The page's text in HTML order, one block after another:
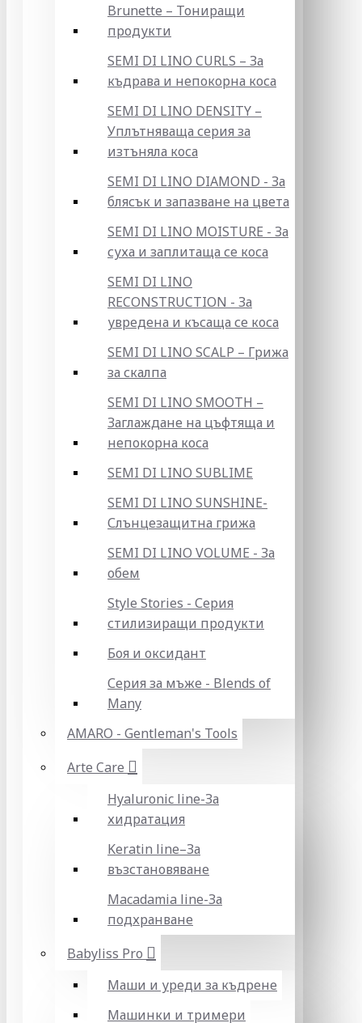
Brunette – Тониращи
продукти
SEMI DI LINO CURLS – За
къдрава и непокорна коса
SEMI DI LINO DENSITY –
Уплътняваща серия за
изтъняла коса
SEMI DI LINO DIAMOND - За
блясък и запазване на цвета
SEMI DI LINO MOISTURE - За
суха и заплитаща се коса
SEMI DI LINO
RECONSTRUCTION - За
увредена и късаща се коса
SEMI DI LINO SCALP – Грижа
за скалпа
SEMI DI LINO SMOOTH –
Заглаждане на цъфтяща и
непокорна коса
SEMI DI LINO SUBLIME
SEMI DI LINO SUNSHINE-
Слънцезащитна грижа
SEMI DI LINO VOLUME - За
обем
Style Stories - Серия
стилизиращи продукти
Боя и оксидант
Серия за мъже - Blends of
Many
AMARO - Gentleman's Tools
Arte Care
Hyaluronic line-За
хидратация
Keratin line–За
възстановяване
Macadamia line-За
подхранване
Babyliss Pro
Маши и уреди за къдрене
Машинки и тримери